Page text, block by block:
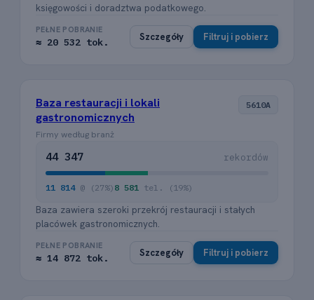
księgowości i doradztwa podatkowego.
PEŁNE POBRANIE
≈ 20 532 tok. Szczegóły Filtruj i pobierz
Baza restauracji i lokali
gastronomicznych
5610A
Firmy według branż
44 347 rekordów
11 814 @ (27%) 8 581 tel. (19%)
Baza zawiera szeroki przekrój restauracji i stałych
placówek gastronomicznych.
PEŁNE POBRANIE
≈ 14 872 tok. Szczegóły Filtruj i pobierz